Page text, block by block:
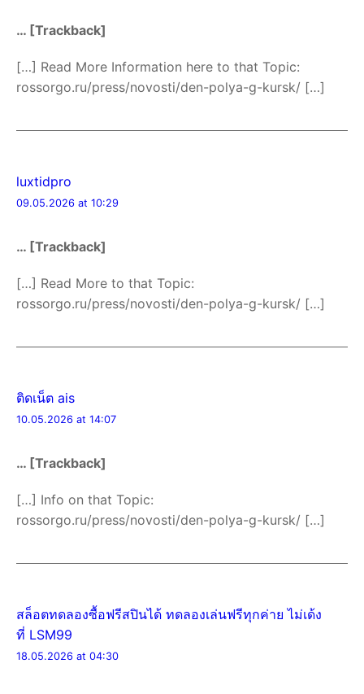
… [Trackback]
[…] Read More Information here to that Topic:
rossorgo.ru/press/novosti/den-polya-g-kursk/ […]
luxtidpro
09.05.2026 at 10:29
… [Trackback]
[…] Read More to that Topic:
rossorgo.ru/press/novosti/den-polya-g-kursk/ […]
ติดเน็ต ais
10.05.2026 at 14:07
… [Trackback]
[…] Info on that Topic:
rossorgo.ru/press/novosti/den-polya-g-kursk/ […]
สล็อตทดลองซื้อฟรีสปินได้ ทดลองเล่นฟรีทุกค่าย ไม่เด้ง
ที่ LSM99
18.05.2026 at 04:30